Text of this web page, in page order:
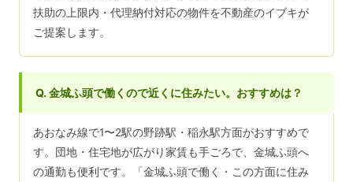
扶助の上限内・代理納付対応の物件を不動産のイブキが
ご提案します。
Q. 金城ふ頭で働くので近くに住みたい。おすすめは？
あおなみ線で1〜2駅の野跡駅・稲永駅方面がおすすめで
す。団地・住宅地が広がり家賃も手ごろで、金城ふ頭へ
の通勤も便利です。「金城ふ頭で働く・この方面に住み